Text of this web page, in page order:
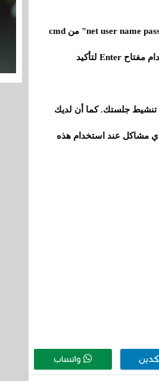
بمجرد اكتمال التثبيت، يمكنك قفل هذا المستخدم بكلمة مرور، باستخدام "net user name password" من cmd
وتغيير "name" و"password" إلى أي شيء تريده. بعد ذلك، قم بالموافقة باستخدام مفتاح Enter لتأكيد
تنشيط جلستك. كما أن لديك
مشاكل عند استخدام هذه
واتساب